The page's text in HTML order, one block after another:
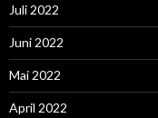
Juli 2022
Juni 2022
Mai 2022
April 2022